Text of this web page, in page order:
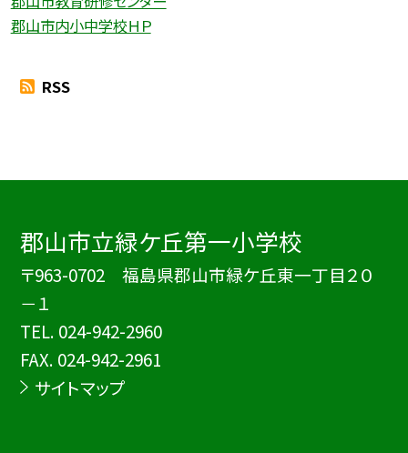
郡山市内小中学校ＨＰ
RSS
郡山市立緑ケ丘第一小学校
〒963-0702 福島県郡山市緑ケ丘東一丁目２０
－１
TEL. 024-942-2960
FAX. 024-942-2961
サイトマップ